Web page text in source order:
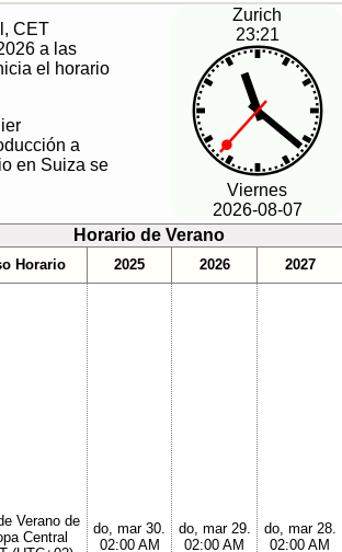
Zurich
23:21
Viernes
2026-08-07
CET
a las
el horario
a
en Suiza se
Horario de Verano
Horario 2025 2026 2027
Verano de
Central
do, mar 30.
02:00 AM
do, mar 29.
02:00 AM
do, mar 28.
02:00 AM